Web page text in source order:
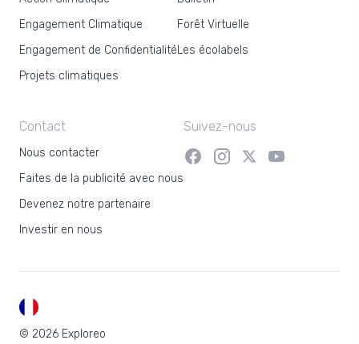
Engagement Climatique
Engagement de Confidentialité
Projets climatiques
Forêt Virtuelle
Les écolabels
Contact
Nous contacter
Faites de la publicité avec nous
Devenez notre partenaire
Investir en nous
Suivez-nous
© 2026 Exploreo